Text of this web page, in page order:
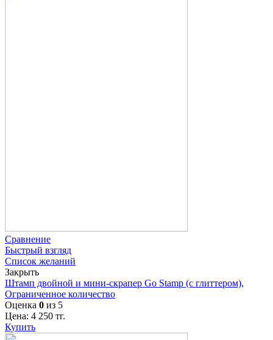
Сравнение
Быстрый взгляд
Список желаний
Закрыть
Штамп двойной и мини-скрапер Go Stamp (с глиттером),
Ограниченное количество
Оценка 0 из 5
Цена: 4 250 тг.
Купить